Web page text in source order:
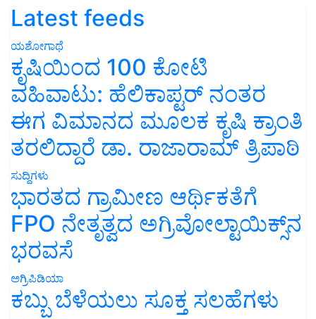
Latest feeds
ಯಶೋಗಾಥೆ
ಕೃಷಿಯಿಂದ 100 ಕೋಟಿ
ವಹಿವಾಟು: ಹೆಲಿಕಾಪ್ಟರ್ ನಂತರ
ಈಗ ವಿಮಾನದ ಮೂಲಕ ಕೃಷಿ ಕ್ರಾಂತಿ
ತರಲಿದ್ದಾರೆ ಡಾ. ರಾಜಾರಾಮ್ ತ್ರಿಪಾಠಿ
ಸುದ್ದಿಗಳು
ಭಾರತದ ಗ್ರಾಮೀಣ ಆರ್ಥಿಕತೆಗೆ
FPO ನೇತೃತ್ವದ ಅಗ್ರಿವೋಲ್ಟಾಯಿಕ್ಸ್‌ನ
ಭರವಸೆ
ಅಗ್ರಿಪಿಡಿಯಾ
ಕಬ್ಬು ಬೆಳೆಯಲು ಸೂಕ್ತ ಸಲಹೆಗಳು